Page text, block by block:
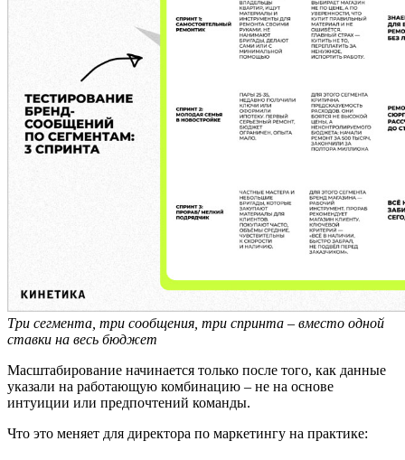
Три сегмента, три сообщения, три спринта – вместо одной
ставки на весь бюджет
Масштабирование начинается только после того, как данные
указали на работающую комбинацию – не на основе
интуиции или предпочтений команды.
Что это меняет для директора по маркетингу на практике: